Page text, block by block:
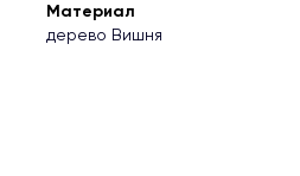
Материал
дерево Вишня